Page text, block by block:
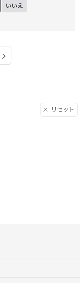
いいえ
リセット